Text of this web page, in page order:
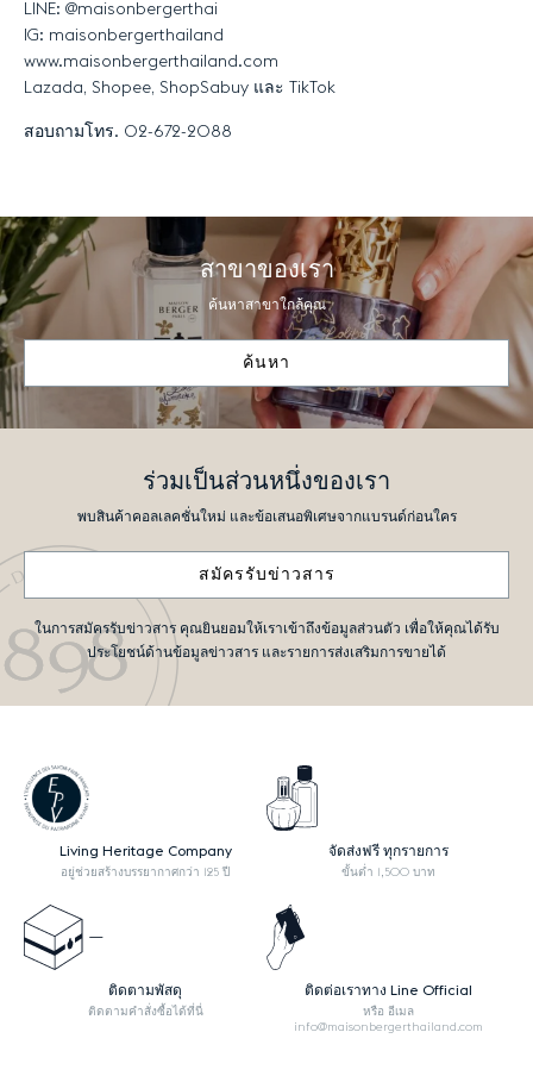
LINE: @maisonbergerthai
IG: maisonbergerthailand
www.maisonbergerthailand.com
Lazada, Shopee, ShopSabuy และ TikTok
สอบถามโทร. 02-672-2088
สาขาของเรา
ค้นหาสาขาใกล้คุณ
ค้นหา
ร่วมเป็นส่วนหนึ่งของเรา
พบสินค้าคอลเลคชั่นใหม่ และข้อเสนอพิเศษจากแบรนด์ก่อนใคร
สมัครรับข่าวสาร
ในการสมัครรับข่าวสาร คุณยินยอมให้เราเข้าถึงข้อมูลส่วนตัว เพื่อให้คุณได้รับ
ประโยชน์ด้านข้อมูลข่าวสาร และรายการส่งเสริมการขายได้
Living Heritage Company
อยู่ช่วยสร้างบรรยากาศกว่า 125 ปี
จัดส่งฟรี ทุกรายการ
ขั้นต่ำ 1,500 บาท
ติดตามพัสดุ
ติดตามคำสั่งซื้อได้ที่นี่
ติดต่อเราทาง Line Official
หรือ อีเมล
info@maisonbergerthailand.com